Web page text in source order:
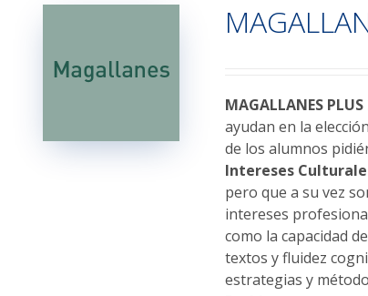
Las
opciones
elegir
en
la
página
de
producto
MAGALLANES
ayudan en la
de los alumnos
Intereses
pero que a su vez
intereses
como la capacidad
textos y fluidez
estrategias y